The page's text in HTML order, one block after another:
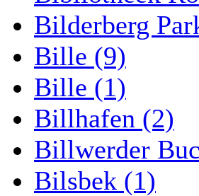
Bilderberg
Bille (9)
Bille (1)
Billhafen (2)
Billwerder
Bilsbek (1)